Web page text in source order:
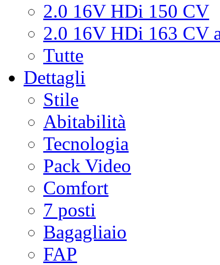
2.0 16V HDi 150 CV
2.0 16V HDi 163 CV
Tutte
Dettagli
Stile
Abitabilità
Tecnologia
Pack Video
Comfort
7 posti
Bagagliaio
FAP